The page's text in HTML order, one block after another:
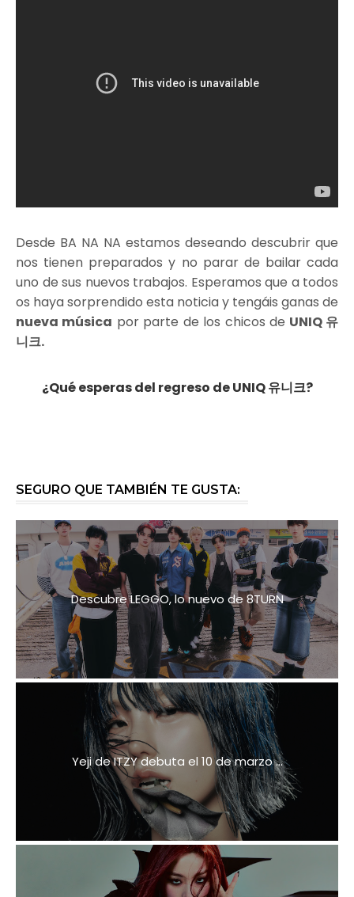
Desde BA NA NA estamos deseando descubrir que
nos tienen preparados y no parar de bailar cada
uno de sus nuevos trabajos. Esperamos que a todos
os haya sorprendido esta noticia y tengáis ganas de
nueva música por parte de los chicos de UNIQ 유
니크.
¿Qué esperas del regreso de UNIQ 유니크?
SEGURO QUE TAMBIÉN TE GUSTA:
Descubre LEGGO, lo nuevo de 8TURN
Yeji de ITZY debuta el 10 de marzo ...